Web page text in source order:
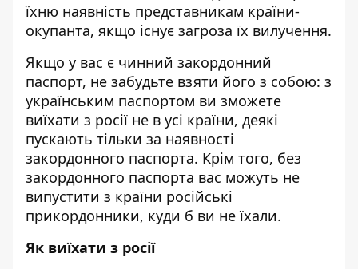
їхню наявність представникам країни-
окупанта, якщо існує загроза їх вилучення.
Якщо у вас є чинний закордонний
паспорт, не забудьте взяти його з собою: з
українським паспортом ви зможете
виїхати з росії не в усі країни, деякі
пускають тільки за наявності
закордонного паспорта. Крім того, без
закордонного паспорта вас можуть не
випустити з країни російські
прикордонники, куди б ви не їхали.
Як виїхати з росії